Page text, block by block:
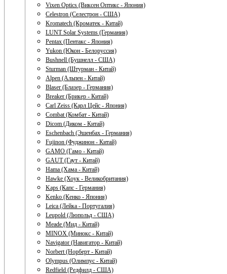
Vixen Optics (Виксен Оптикс - Япония)
Celestron (Селестрон - США)
Kromatech (Кроматек - Китай)
LUNT Solar Systems (Германия)
Pentax (Пентакс - Япония)
Yukon (Юкон - Белоруссия)
Bushnell (Бушнелл - США)
Sturman (Штурман - Китай)
Alpen (Альпен - Китай)
Blaser (Блазер - Германия)
Breaker (Брикер - Китай)
Carl Zeiss (Карл Цейс - Япония)
Combat (Комбат - Китай)
Dicom (Диком - Китай)
Eschenbach (Эшенбах - Германия)
Fujinon (Фуджинон - Китай)
GAMO (Гамо - Китай)
GAUT (Гаут - Китай)
Hama (Хама - Китай)
Hawke (Хоук - Великобритания)
Kaps (Капс - Германия)
Kenko (Кенко - Япония)
Leica (Лейка - Португалия)
Leupold (Люпольд - США)
Meade (Мид - Китай)
MINOX (Минокс - Китай)
Navigator (Навигатор - Китай)
Norbert (Норберт - Китай)
Olympus (Олимпус - Китай)
Redfield (Редфилд - США)